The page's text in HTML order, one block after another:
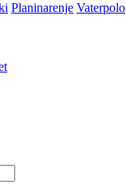
Planinarenje Vaterpolo